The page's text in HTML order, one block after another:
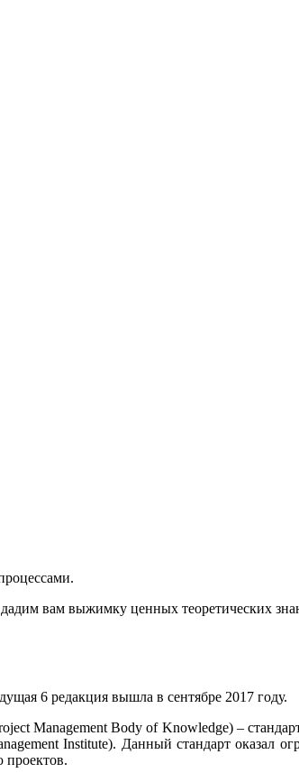
вам выжимку ценных теоретических
6 редакция вышла в сентябре 2017 году.
Management Body of Knowledge) –
Institute). Данный стандарт оказал
проектов.